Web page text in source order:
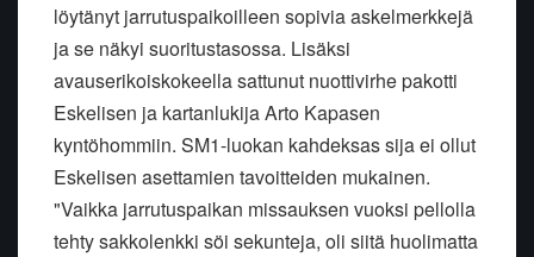
löytänyt jarrutuspaikoilleen sopivia askelmerkkejä
ja se näkyi suoritustasossa. Lisäksi
avauserikoiskokeella sattunut nuottivirhe pakotti
Eskelisen ja kartanlukija Arto Kapasen
kyntöhommiin. SM1-luokan kahdeksas sija ei ollut
Eskelisen asettamien tavoitteiden mukainen.
"Vaikka jarrutuspaikan missauksen vuoksi pellolla
tehty sakkolenkki söi sekunteja, oli siitä huolimatta